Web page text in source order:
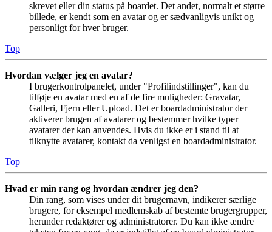
skrevet eller din status på boardet. Det andet, normalt et større
billede, er kendt som en avatar og er sædvanligvis unikt og
personligt for hver bruger.
Top
Hvordan vælger jeg en avatar?
I brugerkontrolpanelet, under "Profilindstillinger", kan du
tilføje en avatar med en af de fire muligheder: Gravatar,
Galleri, Fjern eller Upload. Det er boardadministrator der
aktiverer brugen af avatarer og bestemmer hvilke typer
avatarer der kan anvendes. Hvis du ikke er i stand til at
tilknytte avatarer, kontakt da venligst en boardadministrator.
Top
Hvad er min rang og hvordan ændrer jeg den?
Din rang, som vises under dit brugernavn, indikerer særlige
brugere, for eksempel medlemskab af bestemte brugergrupper,
herunder redaktører og administratorer. Du kan ikke ændre